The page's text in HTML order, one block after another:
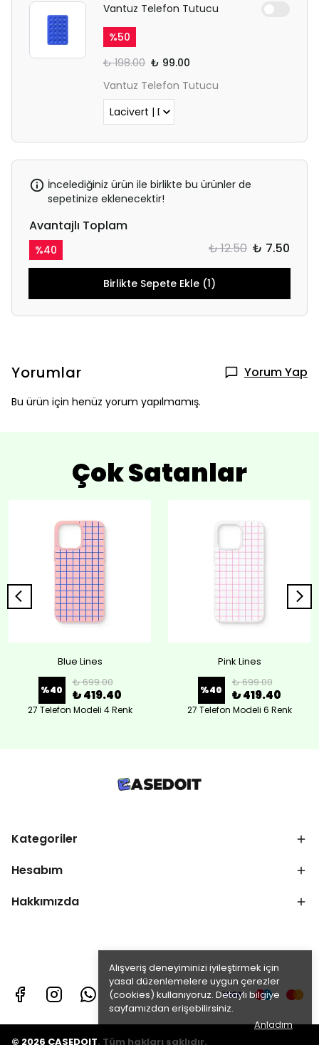
Alışveriş deneyiminizi iyileştirmek için
yasal düzenlemelere uygun çerezler
(cookies) kullanıyoruz. Detaylı bilgiye
sayfamızdan erişebilirsiniz.
Anladım
Vantuz Telefon Tutucu
%50
₺ 198.00 ₺ 99.00
Vantuz Telefon Tutucu
İncelediğiniz ürün ile birlikte bu ürünler de
sepetinize eklenecektir!
Avantajlı Toplam
%40 ₺ 12.50 ₺ 7.50
Birlikte Sepete Ekle (1)
Yorumlar Yorum Yap
Bu ürün için henüz yorum yapılmamış.
Çok Satanlar
Blue Lines
%40
₺ 699.00
₺ 419.40
27 Telefon Modeli 4 Renk
Pink Lines
%40
₺ 699.00
₺ 419.40
27 Telefon Modeli 6 Renk
Kategoriler
Hesabım
Hakkımızda
© 2026 CASEDOIT. Tüm hakları saklıdır.